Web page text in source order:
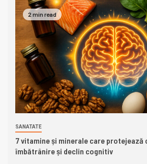
2 min read
SANATATE
7 vitamine și minerale care protejează
îmbătrânire și declin cognitiv